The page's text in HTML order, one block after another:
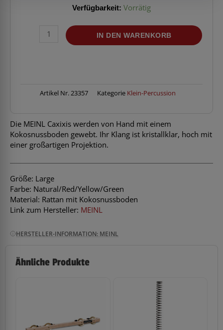
Verfügbarkeit: Vorrätig
IN DEN WARENKORB
Artikel Nr. 23357 Kategorie Klein-Percussion
Die MEINL Caxixis werden von Hand mit einem
Kokosnussboden gewebt. Ihr Klang ist kristallklar, hoch mit
einer großartigen Projektion.
Größe: Large
Farbe: Natural/Red/Yellow/Green
Material: Rattan mit Kokosnussboden
Link zum Hersteller: MEINL
HERSTELLER-INFORMATION: MEINL
Ähnliche Produkte